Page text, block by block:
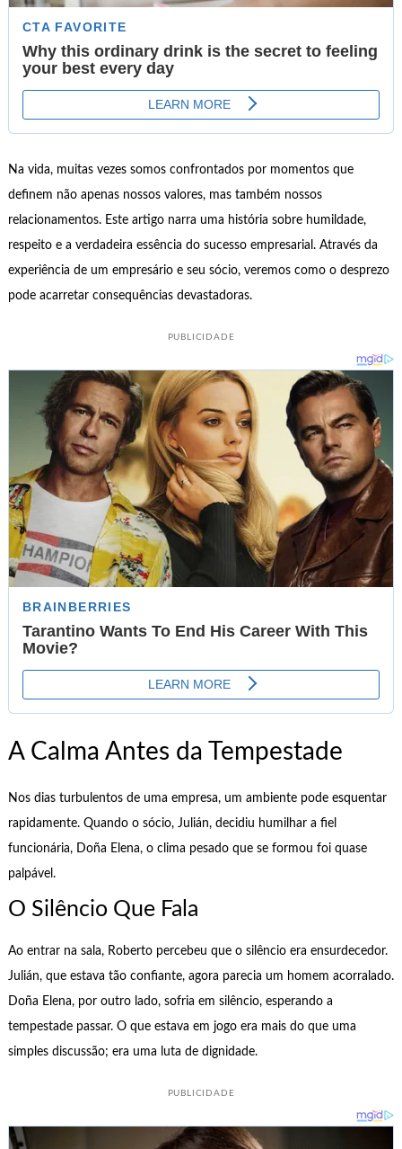
Na vida, muitas vezes somos confrontados por momentos que
definem não apenas nossos valores, mas também nossos
relacionamentos. Este artigo narra uma história sobre humildade,
respeito e a verdadeira essência do sucesso empresarial. Através da
experiência de um empresário e seu sócio, veremos como o desprezo
pode acarretar consequências devastadoras.
PUBLICIDADE
A Calma Antes da Tempestade
Nos dias turbulentos de uma empresa, um ambiente pode esquentar
rapidamente. Quando o sócio, Julián, decidiu humilhar a fiel
funcionária, Doña Elena, o clima pesado que se formou foi quase
palpável.
O Silêncio Que Fala
Ao entrar na sala, Roberto percebeu que o silêncio era ensurdecedor.
Julián, que estava tão confiante, agora parecia um homem acorralado.
Doña Elena, por outro lado, sofria em silêncio, esperando a
tempestade passar. O que estava em jogo era mais do que uma
simples discussão; era uma luta de dignidade.
PUBLICIDADE